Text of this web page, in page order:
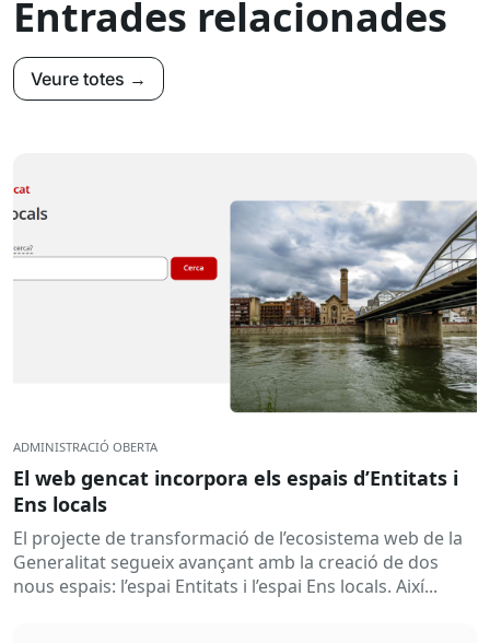
Entrades relacionades
Veure totes →
ADMINISTRACIÓ OBERTA
El web gencat incorpora els espais d’Entitats i
Ens locals
El projecte de transformació de l’ecosistema web de la
Generalitat segueix avançant amb la creació de dos
nous espais: l’espai Entitats i l’espai Ens locals. Així...